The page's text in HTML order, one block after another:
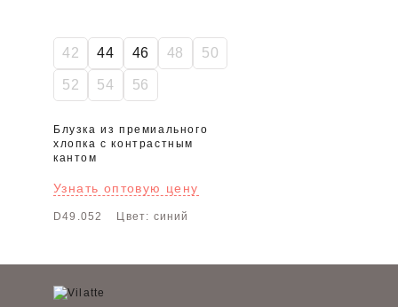
42 44 46 48 50
52 54 56
Блузка из премиального
хлопка с контрастным
кантом
Узнать оптовую цену
D49.052 Цвет: синий